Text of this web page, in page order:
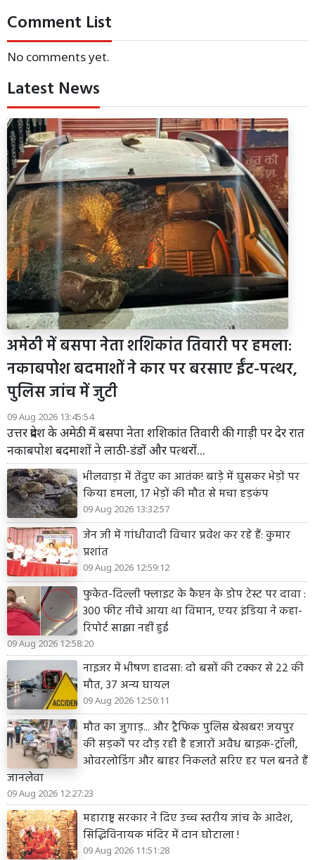
Comment List
No comments yet.
Latest News
अमेठी में बसपा नेता शशिकांत तिवारी पर हमला:
नकाबपोश बदमाशों ने कार पर बरसाए ईंट-पत्थर,
पुलिस जांच में जुटी
09 Aug 2026 13:45:54
उत्तर प्रदेश के अमेठी में बसपा नेता शशिकांत तिवारी की गाड़ी पर देर रात
नकाबपोश बदमाशों ने लाठी-डंडों और पत्थरों...
भीलवाड़ा में तेंदुए का आतंक! बाड़े में घुसकर भेड़ों पर
किया हमला, 17 भेड़ों की मौत से मचा हड़कंप
09 Aug 2026 13:32:57
जेन जी में गांधीवादी विचार प्रवेश कर रहे हैं: कुमार
प्रशांत
09 Aug 2026 12:59:12
फुकेत-दिल्ली फ्लाइट के कैप्टन के डोप टेस्ट पर दावा :
300 फीट नीचे आया था विमान, एयर इंडिया ने कहा-
रिपोर्ट साझा नहीं हुई
09 Aug 2026 12:58:20
नाइजर में भीषण हादसा: दो बसों की टक्कर से 22 की
मौत, 37 अन्य घायल
09 Aug 2026 12:50:11
मौत का जुगाड़... और ट्रैफिक पुलिस बेखबर! जयपुर
की सड़कों पर दौड़ रही है हजारों अवैध बाइक-ट्रॉली,
ओवरलोडिंग और बाहर निकलते सरिए हर पल बनते हैं
जानलेवा
09 Aug 2026 12:27:23
महाराष्ट्र सरकार ने दिए उच्च स्तरीय जांच के आदेश,
सिद्धिविनायक मंदिर में दान घोटाला !
09 Aug 2026 11:51:28